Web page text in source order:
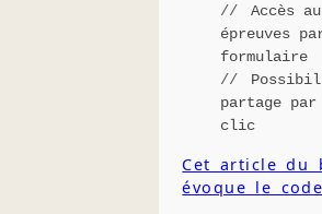
Accès
épreuves
formulaire
partage
clic
Cet article du
évoque le